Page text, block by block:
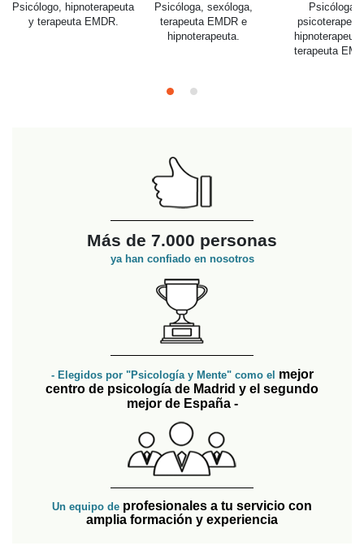
Psicóloga,
psicoterapeuta,
Psicólogo, hipnoterapeuta
y terapeuta EMDR.
Psicóloga,
terapeuta
Más de 7.000 personas
ya han confiado en nosotros
- Elegidos por "Psicología y Mente" como el mejor
centro de psicología de Madrid y el segundo
mejor de España -
Un equipo de profesionales a tu servicio con
amplia formación y experiencia